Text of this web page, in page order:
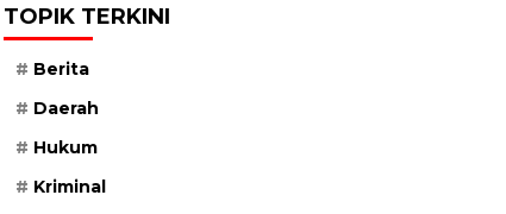
TOPIK TERKINI
Berita
Daerah
Hukum
Kriminal